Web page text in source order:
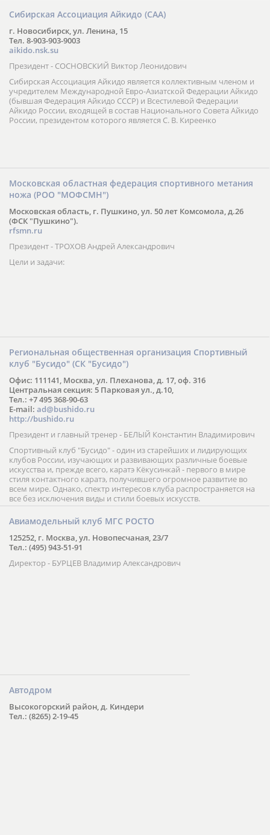
Сибирская Ассоциация Айкидо (САА)
г. Новосибирск, ул. Ленина, 15
Тел. 8-903-903-9003
aikido.nsk.su
Президент - СОСНОВСКИЙ Виктор Леонидович
Сибирская Ассоциация Айкидо является коллективным членом и
учредителем Международной Евро-Азиатской Федерации Айкидо
(бывшая Федерация Айкидо СССР) и Всестилевой Федерации
Айкидо России, входящей в состав Национального Совета Айкидо
России, президентом которого является С. В. Киреенко
Московская областная федерация спортивного метания
ножа (РОО "МОФСМН")
Московская область, г. Пушкино, ул. 50 лет Комсомола, д.26
(ФСК "Пушкино").
rfsmn.ru
Президент - ТРОХОВ Андрей Александрович
Цели и задачи:
Региональная общественная организация Спортивный
клуб "Бусидо" (СК "Бусидо")
Офис: 111141, Москва, ул. Плеханова, д. 17, оф. 316
Центральная секция: 5 Парковая ул., д.10,
Тел.: +7 495 368-90-63
E-mail: ad@bushido.ru
http://bushido.ru
Президент и главный тренер - БЕЛЫЙ Константин Владимирович
Спортивный клуб "Бусидо" - один из старейших и лидирующих
клубов России, изучающих и развивающих различные боевые
искусства и, прежде всего, каратэ Кёкусинкай - первого в мире
стиля контактного каратэ, получившего огромное развитие во
всем мире. Однако, спектр интересов клуба распространяется на
все без исключения виды и стили боевых искусств.
Авиамодельный клуб МГС РОСТО
125252, г. Москва, ул. Новопесчаная, 23/7
Тел.: (495) 943-51-91
Директор - БУРЦЕВ Владимир Александрович
Автодром
Высокогорский район, д. Киндери
Тел.: (8265) 2-19-45